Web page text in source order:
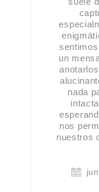
un
nada
nos
nuestros